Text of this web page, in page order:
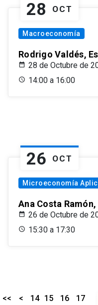
28 OCT
Macroeconomía
Rodrigo Valdés,
28 de Octubre de
14:00 a 16:00
26 OCT
Microeconomía
Ana Costa
26 de Octubre de
15:30 a 17:30
<< < 14 15 16
17